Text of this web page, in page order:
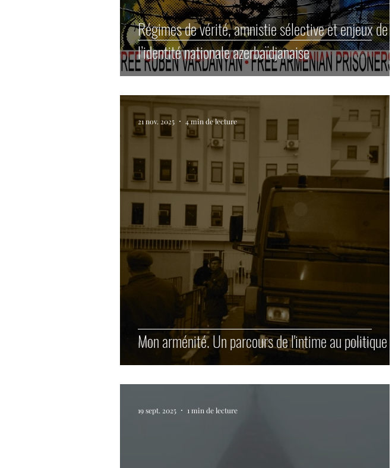
Régimes de vérité, amnistie sélective et enjeux de
l’identité nationale azerbaïdjanaise
Mon arménité. Un parcours de l'intime au politique
21 nov. 2025 4 min de lecture
19 sept. 2025 1 min de lecture